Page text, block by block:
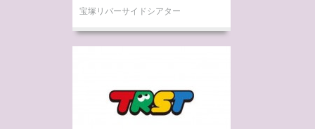
宝塚リバーサイドシアター